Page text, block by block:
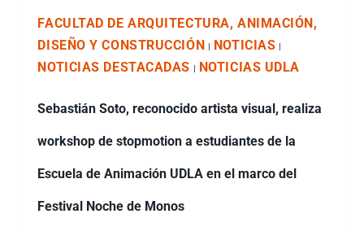
FACULTAD DE ARQUITECTURA, ANIMACIÓN,
DISEÑO Y CONSTRUCCIÓN
NOTICIAS
NOTICIAS DESTACADAS NOTICIAS UDLA
Sebastián Soto, reconocido artista visual, realiza
workshop de stopmotion a estudiantes de la
Escuela de Animación UDLA en el marco del
Festival Noche de Monos